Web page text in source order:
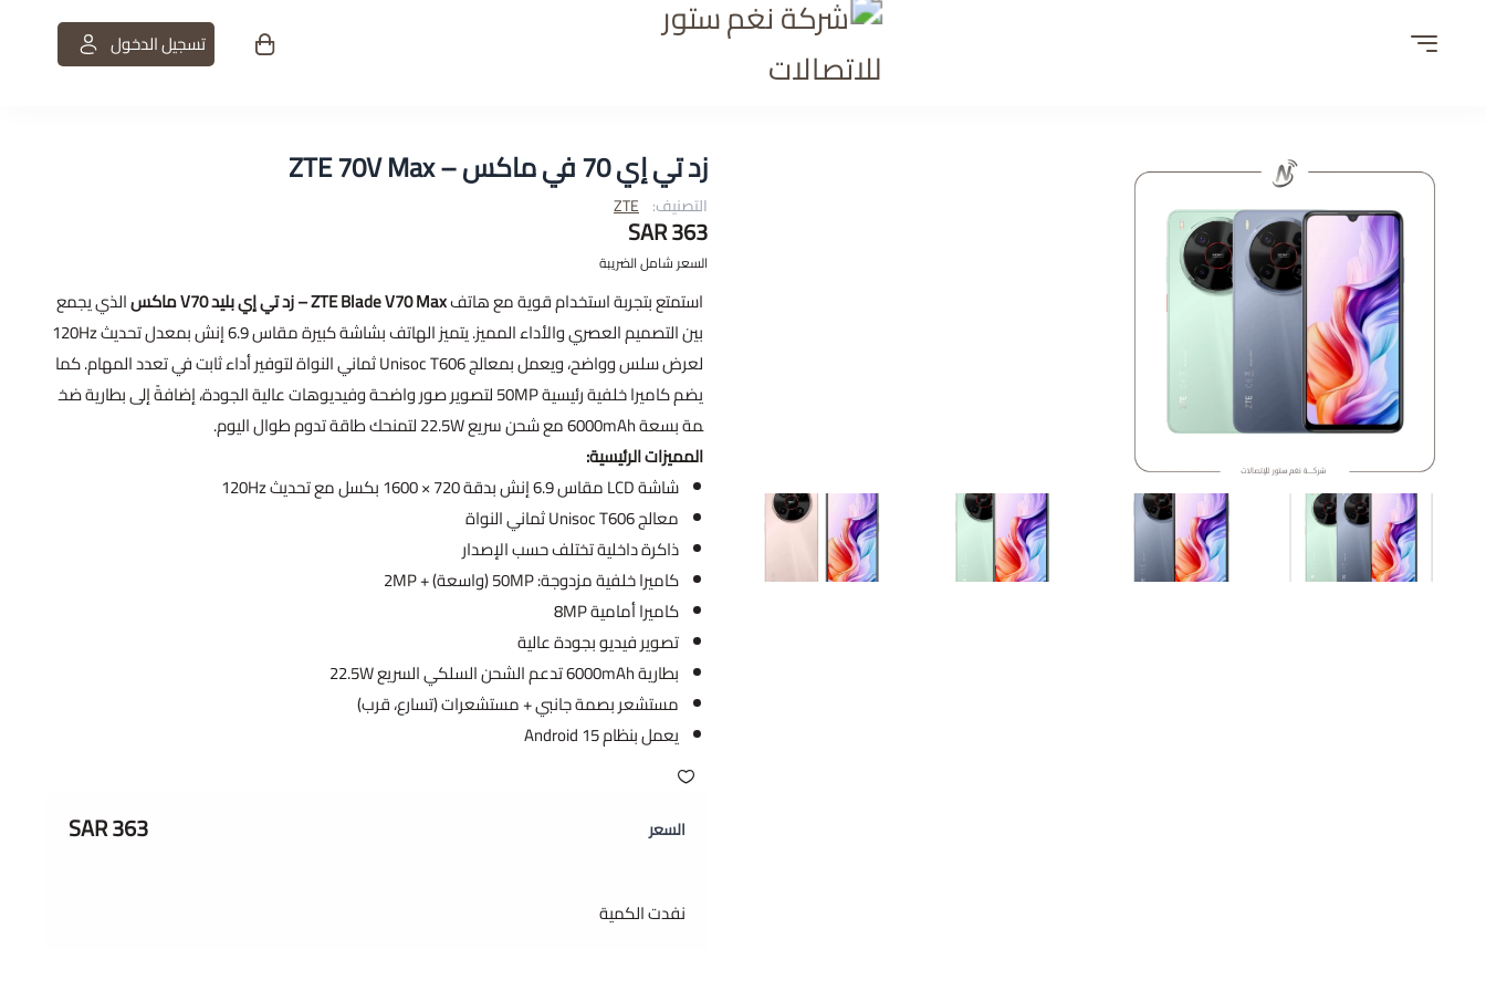
شركة نغم ستور للاتصالات تسجيل الدخول
زد تي إي 70 في ماكس – ZTE 70V Max
التصنيف: ZTE
363 SAR
السعر شامل الضريبة
استمتع بتجربة استخدام قوية مع هاتفZTE Blade V70 Max – زد تي إي بليد V70 ماكس
الذي يجمع
بين التصميم العصري والأداء المميز. يتميز الهاتف بشاشة كبيرة مقاس 6.9 إنش بمعدل تحديث 120Hz
لعرض سلس وواضح، ويعمل بمعالج Unisoc T606 ثماني النواة لتوفير أداء ثابت في تعدد المهام. كما
يضم كاميرا خلفية رئيسية 50MP لتصوير صور واضحة وفيديوهات عالية الجودة، إضافةً إلى بطارية ضخ
مة بسعة 6000mAh مع شحن سريع 22.5W لتمنحك طاقة تدوم طوال اليوم.
المميزات الرئيسية:
شاشة LCD مقاس 6.9 إنش بدقة 720 × 1600 بكسل مع تحديث 120Hz
معالج Unisoc T606 ثماني النواة
ذاكرة داخلية تختلف حسب الإصدار
كاميرا خلفية مزدوجة: 50MP (واسعة) + 2MP
كاميرا أمامية 8MP
تصوير فيديو بجودة عالية
بطارية 6000mAh تدعم الشحن السلكي السريع 22.5W
مستشعر بصمة جانبي + مستشعرات (تسارع، قرب)
يعمل بنظام Android 15
السعر 363 SAR
نفدت الكمية